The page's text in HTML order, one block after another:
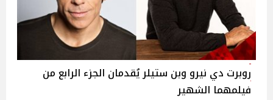
روبرت دي نيرو وبن ستيلر يُقدمان الجزء الرابع من
فيلمهما الشهير